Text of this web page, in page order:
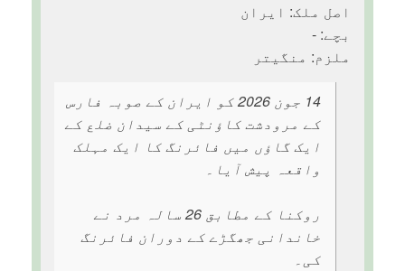
اصل ملک: ایران
بچے: -
ملزم: منگیتر
14 جون 2026 کو ایران کے صوبہ فارس
کے مرودشت کاؤنٹی کے سیدان ضلع کے
ایک گاؤں میں فائرنگ کا ایک مہلک
واقعہ پیش آیا۔
روکنا کے مطابق 26 سالہ مرد نے
خاندانی جھگڑے کے دوران فائرنگ
کی۔